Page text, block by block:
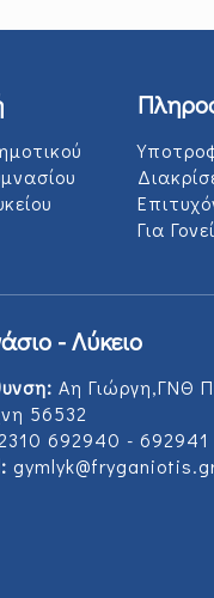
Για
- Λύκειο
Αη Γιώργη,ΓΝΘ
56532
692940 - 692941